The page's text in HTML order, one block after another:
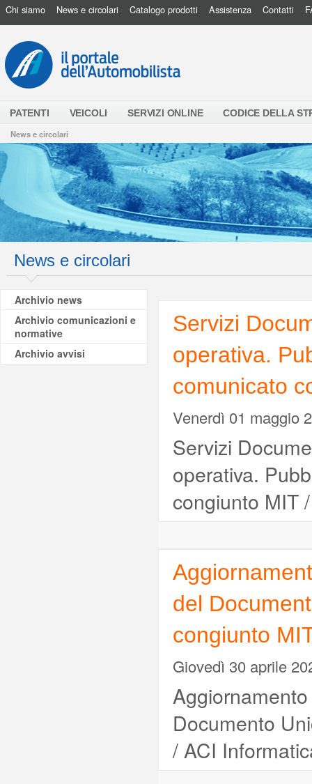
Chi siamo News e circolari Catalogo prodotti Assistenza Contatti
PATENTI VEICOLI SERVIZI ONLINE
CODICE DELLA
News e circolari
News e circolari
Archivio news
Archivio comunicazioni e
normative
Archivio avvisi
Servizi
operativa.
comunicato
Venerdì 01 maggio
Servizi
operativa.
congiunto MIT
del
congiunto
Giovedì 30 aprile
Documento
/ ACI